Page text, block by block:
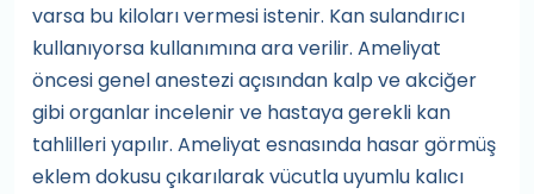
varsa bu kiloları vermesi istenir. Kan sulandırıcı
kullanıyorsa kullanımına ara verilir. Ameliyat
öncesi genel anestezi açısından kalp ve akciğer
gibi organlar incelenir ve hastaya gerekli kan
tahlilleri yapılır. Ameliyat esnasında hasar görmüş
eklem dokusu çıkarılarak vücutla uyumlu kalıcı